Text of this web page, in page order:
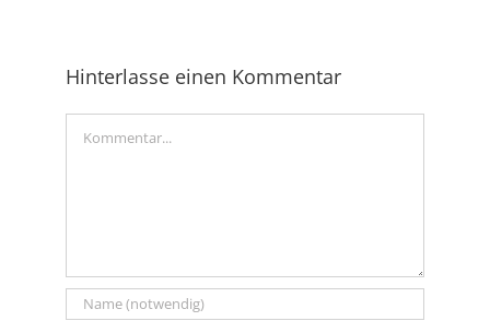
Hinterlasse einen Kommentar